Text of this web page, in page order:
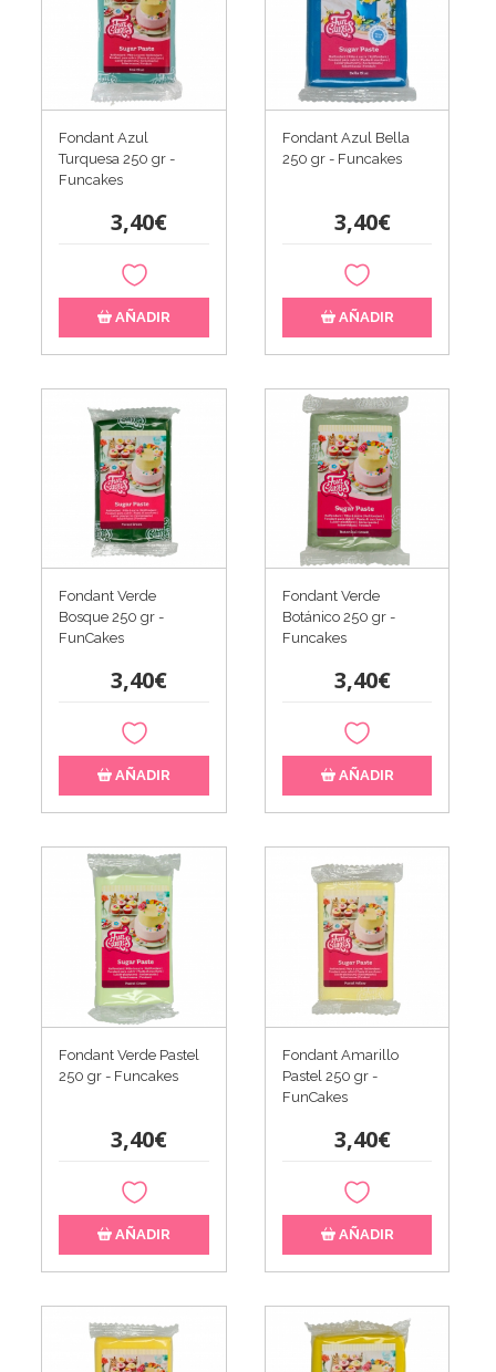
Fondant Azul
Turquesa 250 gr -
Funcakes
3,40€
AÑADIR
Fondant Azul Bella
250 gr - Funcakes
3,40€
AÑADIR
Fondant Verde
Bosque 250 gr -
FunCakes
3,40€
AÑADIR
Fondant Verde
Botánico 250 gr -
Funcakes
3,40€
AÑADIR
Fondant Verde Pastel
250 gr - Funcakes
3,40€
AÑADIR
Fondant Amarillo
Pastel 250 gr -
FunCakes
3,40€
AÑADIR